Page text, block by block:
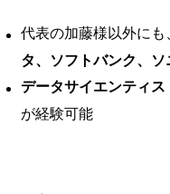
代表の加藤様以外にも
タ、ソフトバンク、
データサイエンティ
が経験可能